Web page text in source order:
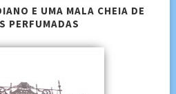
E UMA MALA CHEIA DE
PERFUMADAS